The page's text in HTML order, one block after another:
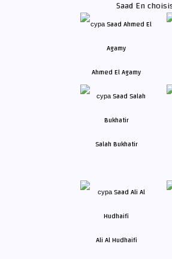
Saad En
Ahmed El Agamy
Salah Bukhatir
Ali Al Hudhaifi